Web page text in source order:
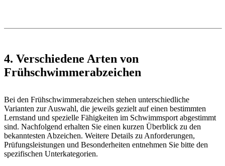
4. Verschiedene Arten von
Frühschwimmerabzeichen
Bei den Frühschwimmerabzeichen stehen unterschiedliche
Varianten zur Auswahl, die jeweils gezielt auf einen bestimmten
Lernstand und spezielle Fähigkeiten im Schwimmsport abgestimmt
sind. Nachfolgend erhalten Sie einen kurzen Überblick zu den
bekanntesten Abzeichen. Weitere Details zu Anforderungen,
Prüfungsleistungen und Besonderheiten entnehmen Sie bitte den
spezifischen Unterkategorien.